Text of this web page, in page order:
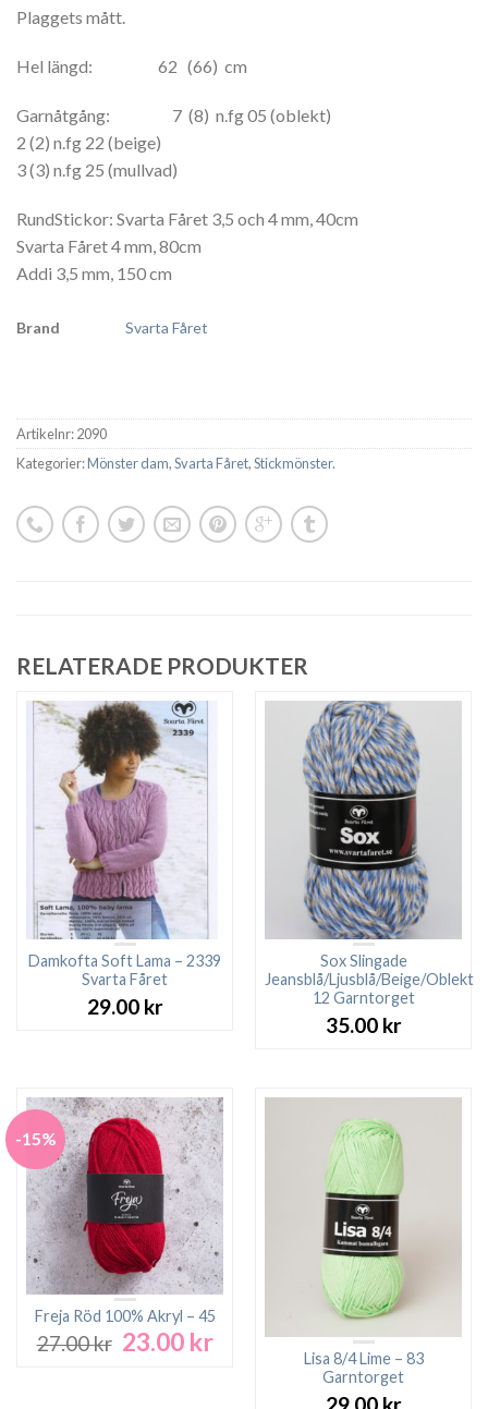
Plaggets mått.
Hel längd: 62 (66) cm
Garnåtgång: 7 (8) n.fg 05 (oblekt)
2 (2) n.fg 22 (beige)
3 (3) n.fg 25 (mullvad)
RundStickor: Svarta Fåret 3,5 och 4 mm, 40cm
Svarta Fåret 4 mm, 80cm
Addi 3,5 mm, 150 cm
Brand Svarta Fåret
Artikelnr:2090
Kategorier:Mönster dam,Svarta Fåret,Stickmönster.
RELATERADE PRODUKTER
Damkofta Soft Lama – 2339
Svarta Fåret
29.00 kr
Sox Slingade
Jeansblå/Ljusblå/Beige/Oblekt
12 Garntorget
35.00 kr
-15%
Freja Röd 100% Akryl – 45
27.00kr Det
23.00 krDet
nuvarandeLisa 8/4 Lime – 83
Garntorget